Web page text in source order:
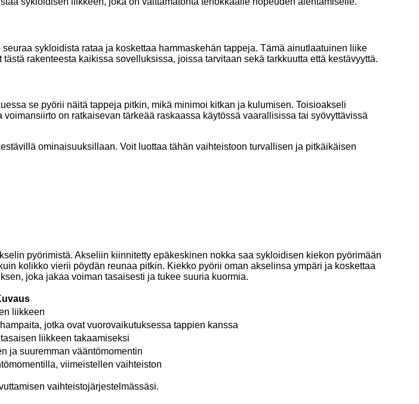
sykloidista rataa ja koskettaa hammaskehän tappeja. Tämä ainutlaatuinen liike
rakenteesta kaikissa sovelluksissa, joissa tarvitaan sekä tarkkuutta että kestävyyttä.
se pyörii näitä tappeja pitkin, mikä minimoi kitkan ja kulumisen. Toisioakseli
on ratkaisevan tärkeää raskaassa käytössä vaarallisissa tai syövyttävissä
ominaisuuksillaan. Voit luottaa tähän vaihteistoon turvallisen ja pitkäikäisen
pyörimistä. Akseliin kiinnitetty epäkeskinen nokka saa sykloidisen kiekon pyörimään
kolikko vierii pöydän reunaa pitkin. Kiekko pyörii oman akselinsa ympäri ja koskettaa
joka jakaa voiman tasaisesti ja tukee suuria kuormia.
liikkeen
jotka ovat vuorovaikutuksessa tappien kanssa
liikkeen takaamiseksi
ja suuremman vääntömomentin
viimeistellen vaihteiston
vaihteistojärjestelmässäsi.